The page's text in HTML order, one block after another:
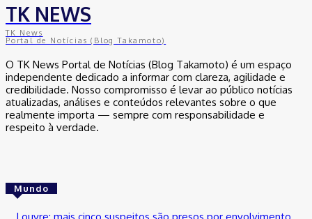
TK NEWS
TK News
Portal de Notícias (Blog Takamoto)
O TK News Portal de Notícias (Blog Takamoto) é um espaço
independente dedicado a informar com clareza, agilidade e
credibilidade. Nosso compromisso é levar ao público notícias
atualizadas, análises e conteúdos relevantes sobre o que
realmente importa — sempre com responsabilidade e
respeito à verdade.
Mundo
Louvre: mais cinco suspeitos são presos por envolvimento